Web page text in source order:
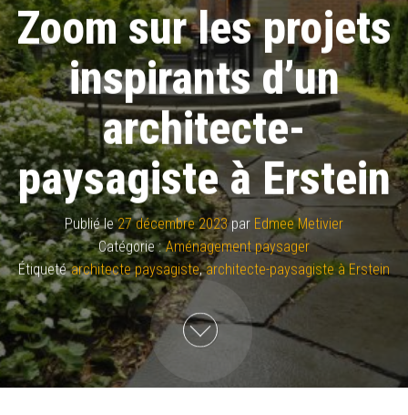
Zoom sur les projets
inspirants d’un
architecte-
paysagiste à Erstein
Publié le27 décembre 2023par Edmee Metivier
Catégorie : Aménagement paysager
Étiqueté architecte paysagiste,architecte-paysagiste à Erstein